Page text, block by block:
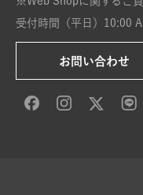
受付時間（平日）10:00
お問い合わせ